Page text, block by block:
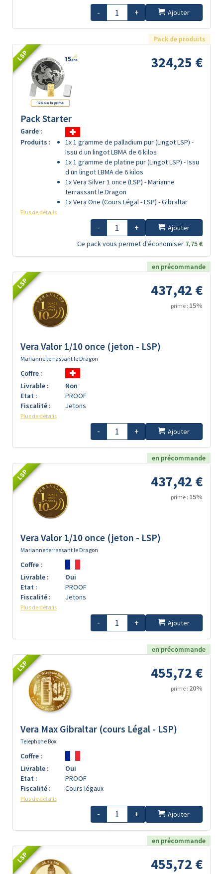
- + Ajouter
Pack de produits
LSP 324,25 €
Pack Starter
Garde :
Produits :
1x 1 gramme de palladium pur (Lingot LSP) -
Issu d un lingot LBMA de 6 kilos
1x 1 gramme de platine pur (Lingot LSP) - Issu
d un lingot LBMA de 6 kilos
1x Vera Silver 1 once (LSP) - Marianne
terrassant le Dragon
1x Vera One (Cours Légal - LSP) - Gibraltar
Plus de détails
- +
Ajouter
Ce pack vous permet d'économiser 7,75 €
en précommande
LSP 437,42 €
prime : 15%
Vera Valor 1/10 once (jeton - LSP)
Marianne terrassant le Dragon
Coffre :
Livrable :
Non
Etat :
PROOF
Fiscalité :
Jetons
Plus de détails
- + Ajouter
en précommande
LSP 437,42 €
prime : 15%
Vera Valor 1/10 once (jeton - LSP)
Marianne terrassant le Dragon
Coffre :
Livrable :
Oui
Etat :
PROOF
Fiscalité :
Jetons
Plus de détails
- + Ajouter
en précommande
LSP 455,72 €
prime : 20%
Vera Max Gibraltar (cours Légal - LSP)
Telephone Box
Coffre :
Livrable :
Oui
Etat :
PROOF
Fiscalité :
Cours légaux
Plus de détails
- + Ajouter
en précommande
LSP 455,72 €